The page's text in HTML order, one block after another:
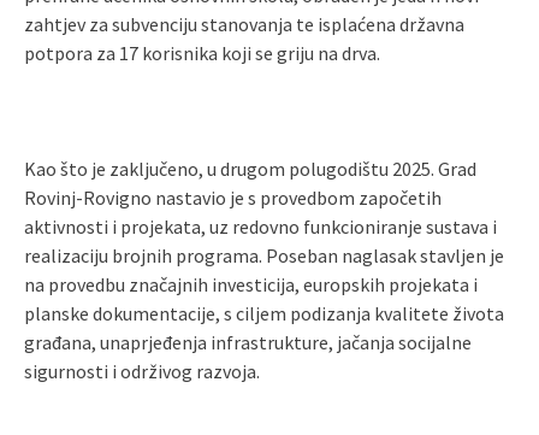
zahtjev za subvenciju stanovanja te isplaćena državna
potpora za 17 korisnika koji se griju na drva.
Kao što je zaključeno, u drugom polugodištu 2025. Grad
Rovinj-Rovigno nastavio je s provedbom započetih
aktivnosti i projekata, uz redovno funkcioniranje sustava i
realizaciju brojnih programa. Poseban naglasak stavljen je
na provedbu značajnih investicija, europskih projekata i
planske dokumentacije, s ciljem podizanja kvalitete života
građana, unaprjeđenja infrastrukture, jačanja socijalne
sigurnosti i održivog razvoja.